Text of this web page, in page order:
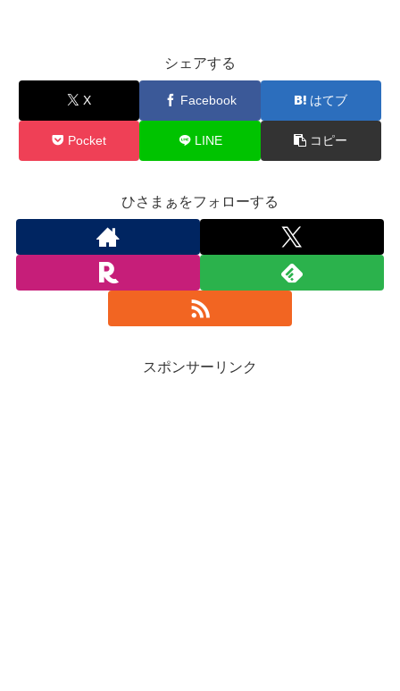
シェアする
X Facebook はてブ
Pocket LINE コピー
ひさまぁをフォローする
スポンサーリンク